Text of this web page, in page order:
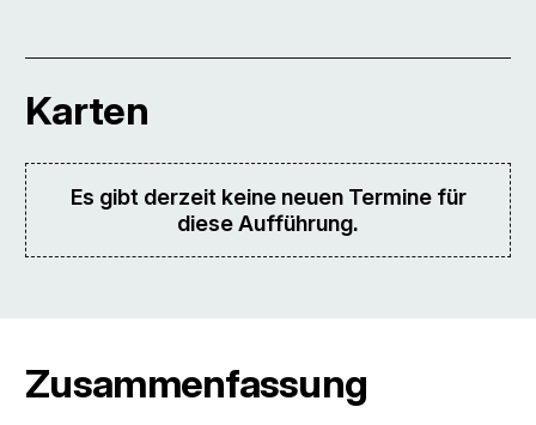
Karten
Es gibt derzeit keine neuen Termine für
diese Aufführung.
Zusammenfassung